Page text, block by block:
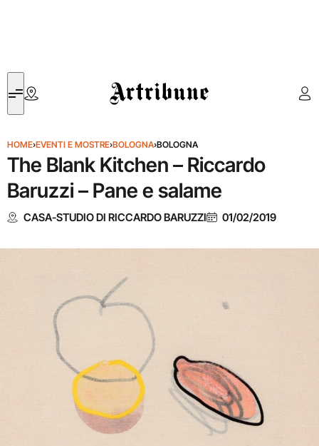
Artribune
HOME›EVENTI E MOSTRE›BOLOGNA›BOLOGNA
The Blank Kitchen – Riccardo
Baruzzi – Pane e salame
CASA-STUDIO DI RICCARDO BARUZZI 01/02/2019